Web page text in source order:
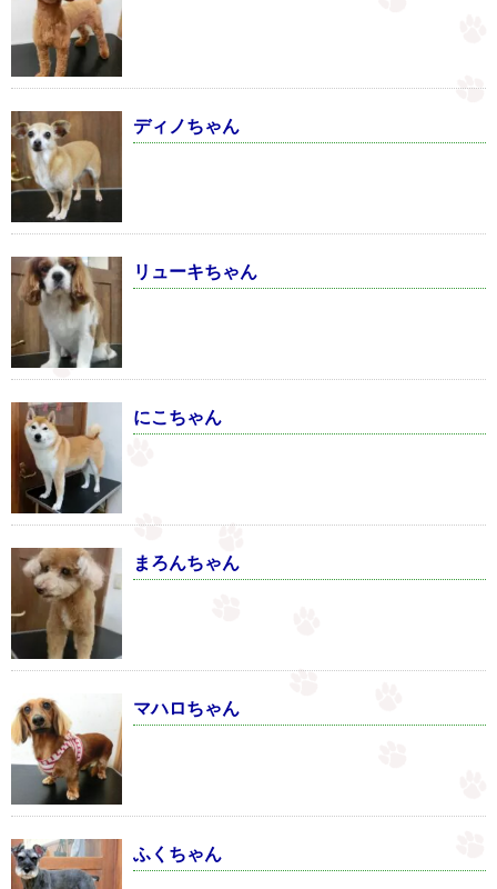
ディノちゃん
リューキちゃん
にこちゃん
まろんちゃん
マハロちゃん
ふくちゃん